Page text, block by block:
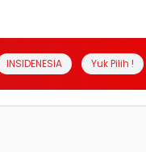
INSIDENESIA Yuk Pilih !